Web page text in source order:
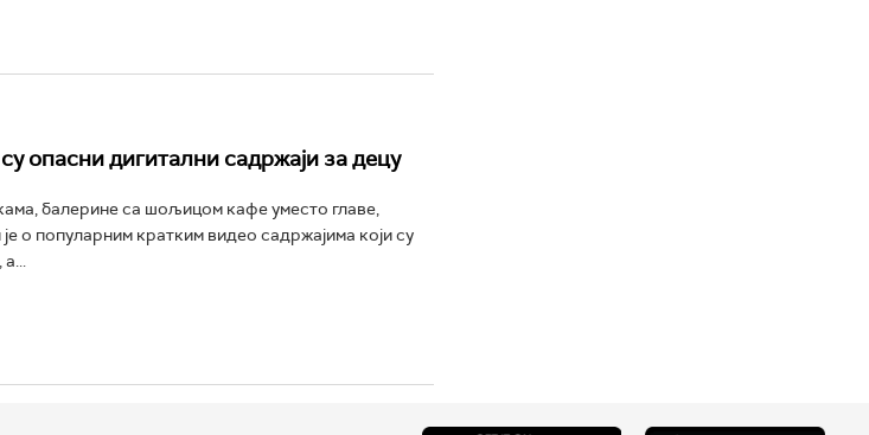
опасни дигитални садржаји за децу
балерине са шољицом кафе уместо главе,
о популарним кратким видео садржајима који су